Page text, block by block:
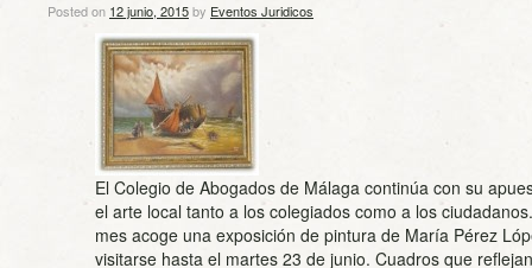
Posted on 12 junio, 2015by Eventos Juridicos
El Colegio de Abogados de Málaga continúa con su
el arte local tanto a los colegiados como a los
mes acoge una exposición de pintura de María Pérez
visitarse hasta el martes 23 de junio. Cuadros que